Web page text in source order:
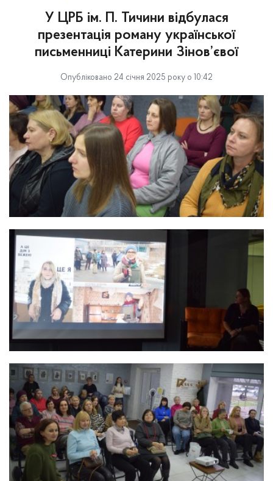
У ЦРБ ім. П. Тичини відбулася
презентація роману української
письменниці Катерини Зінов’євої
Опубліковано 24 січня 2025 року о 10:42